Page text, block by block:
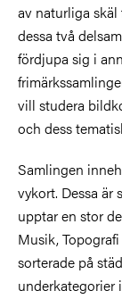
av naturliga
dessa två
fördjupa sig i
vill studera
och dess
Samlingen
vykort. Dessa är
upptar en stor
Musik,
sorterade på
underkategorier